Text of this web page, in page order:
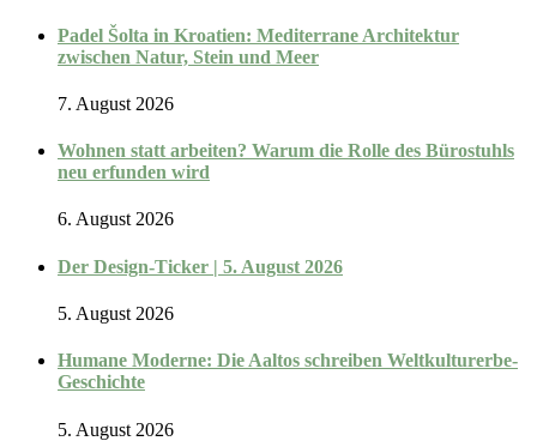
Padel Šolta in Kroatien: Mediterrane Architektur
zwischen Natur, Stein und Meer
7. August 2026
Wohnen statt arbeiten? Warum die Rolle des Bürostuhls
neu erfunden wird
6. August 2026
Der Design-Ticker | 5. August 2026
5. August 2026
Humane Moderne: Die Aaltos schreiben Weltkulturerbe-
Geschichte
5. August 2026